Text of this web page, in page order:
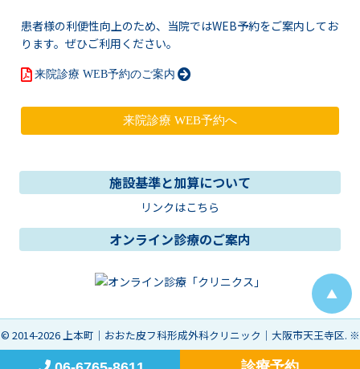
患者様の利便性向上のため、当院ではWEB予約をご案内してお
ります。ぜひご利用ください。
来院診療 WEB予約のご案内
施設基準と加算について
リンクはこちら
オンライン診療のご案内
▲
© 2014-2026上本町｜おおた皮フ科形成外科クリニック｜大阪市天王寺区. ※